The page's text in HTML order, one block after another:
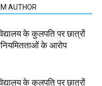
AUTHOR
के कुलपति पर छात्रों
के आरोप
के कुलपति पर छात्रों